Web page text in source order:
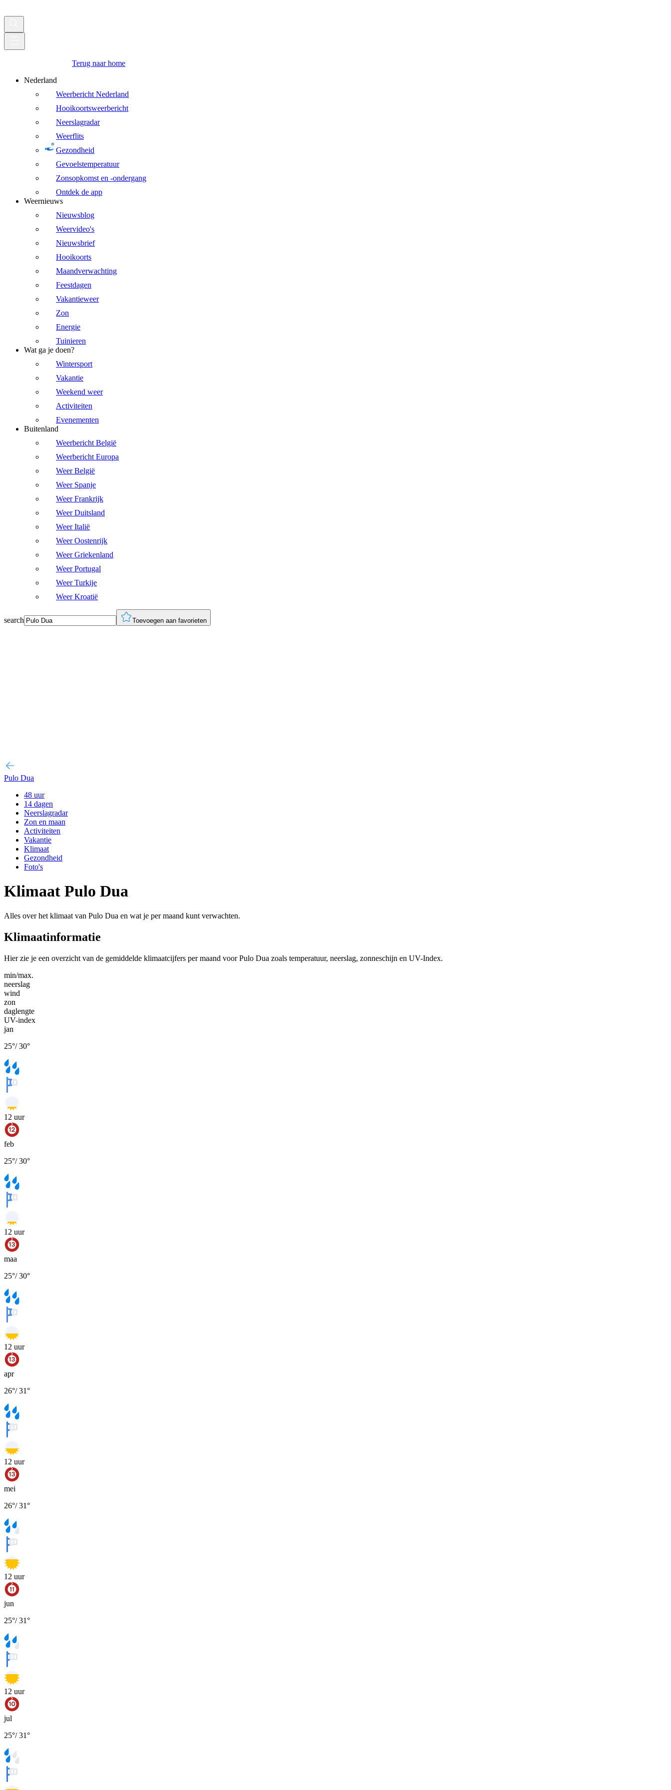
Terug naar home
Nederland
Weerbericht Nederland
Hooikoortsweerbericht
Neerslagradar
Weerflits
Gezondheid
Gevoelstemperatuur
Zonsopkomst en -ondergang
Ontdek de app
Weernieuws
Nieuwsblog
Weervideo's
Nieuwsbrief
Hooikoorts
Maandverwachting
Feestdagen
Vakantieweer
Zon
Energie
Tuinieren
Wat ga je doen?
Wintersport
Vakantie
Weekend weer
Activiteiten
Evenementen
Buitenland
Weerbericht België
Weerbericht Europa
Weer België
Weer Spanje
Weer Frankrijk
Weer Duitsland
Weer Italië
Weer Oostenrijk
Weer Griekenland
Weer Portugal
Weer Turkije
Weer Kroatië
search Toevoegen aan favorieten
Pulo Dua
48 uur
14 dagen
Neerslagradar
Zon en maan
Activiteiten
Vakantie
Klimaat
Gezondheid
Foto's
Klimaat Pulo Dua
Alles over het klimaat van Pulo Dua en wat je per maand kunt verwachten.
Klimaatinformatie
Hier zie je een overzicht van de gemiddelde klimaatcijfers per maand voor Pulo Dua zoals temperatuur, neerslag, zonneschijn en UV-Index.
min/max.
neerslag
wind
zon
daglengte
UV-index
jan
25°/30°
12 uur
feb
25°/30°
12 uur
maa
25°/30°
12 uur
apr
26°/31°
12 uur
mei
26°/31°
12 uur
jun
25°/31°
12 uur
jul
25°/31°